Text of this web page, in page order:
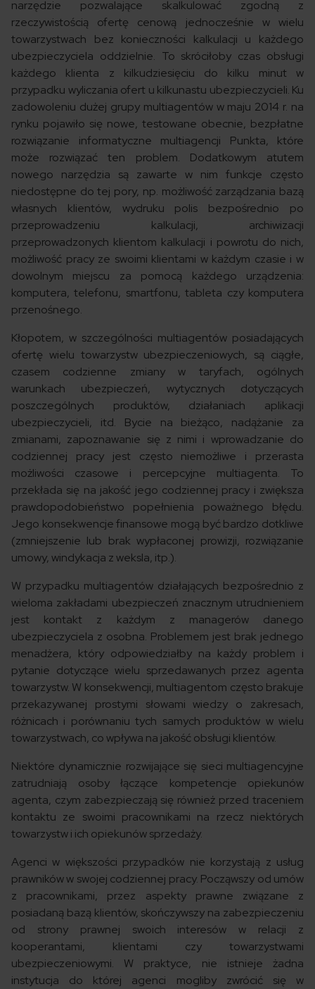
narzędzie pozwalające skalkulować zgodną z
rzeczywistością ofertę cenową jednocześnie w wielu
towarzystwach bez konieczności kalkulacji u każdego
ubezpieczyciela oddzielnie. To skróciłoby czas obsługi
każdego klienta z kilkudziesięciu do kilku minut w
przypadku wyliczania ofert u kilkunastu ubezpieczycieli. Ku
zadowoleniu dużej grupy multiagentów w maju 2014 r. na
rynku pojawiło się nowe, testowane obecnie, bezpłatne
rozwiązanie informatyczne multiagencji Punkta, które
może rozwiązać ten problem. Dodatkowym atutem
nowego narzędzia są zawarte w nim funkcje często
niedostępne do tej pory, np. możliwość zarządzania bazą
własnych klientów, wydruku polis bezpośrednio po
przeprowadzeniu kalkulacji, archiwizacji
przeprowadzonych klientom kalkulacji i powrotu do nich,
możliwość pracy ze swoimi klientami w każdym czasie i w
dowolnym miejscu za pomocą każdego urządzenia:
komputera, telefonu, smartfonu, tableta czy komputera
przenośnego.
Kłopotem, w szczególności multiagentów posiadających
ofertę wielu towarzystw ubezpieczeniowych, są ciągłe,
czasem codzienne zmiany w taryfach, ogólnych
warunkach ubezpieczeń, wytycznych dotyczących
poszczególnych produktów, działaniach aplikacji
ubezpieczycieli, itd. Bycie na bieżąco, nadążanie za
zmianami, zapoznawanie się z nimi i wprowadzanie do
codziennej pracy jest często niemożliwe i przerasta
możliwości czasowe i percepcyjne multiagenta. To
przekłada się na jakość jego codziennej pracy i zwiększa
prawdopodobieństwo popełnienia poważnego błędu.
Jego konsekwencje finansowe mogą być bardzo dotkliwe
(zmniejszenie lub brak wypłaconej prowizji, rozwiązanie
umowy, windykacja z weksla, itp.).
W przypadku multiagentów działających bezpośrednio z
wieloma zakładami ubezpieczeń znacznym utrudnieniem
jest kontakt z każdym z managerów danego
ubezpieczyciela z osobna. Problemem jest brak jednego
menadżera, który odpowiedziałby na każdy problem i
pytanie dotyczące wielu sprzedawanych przez agenta
towarzystw. W konsekwencji, multiagentom często brakuje
przekazywanej prostymi słowami wiedzy o zakresach,
różnicach i porównaniu tych samych produktów w wielu
towarzystwach, co wpływa na jakość obsługi klientów.
Niektóre dynamicznie rozwijające się sieci multiagencyjne
zatrudniają osoby łączące kompetencje opiekunów
agenta, czym zabezpieczają się również przed traceniem
kontaktu ze swoimi pracownikami na rzecz niektórych
towarzystw i ich opiekunów sprzedaży.
Agenci w większości przypadków nie korzystają z usług
prawników w swojej codziennej pracy. Począwszy od umów
z pracownikami, przez aspekty prawne związane z
posiadaną bazą klientów, skończywszy na zabezpieczeniu
od strony prawnej swoich interesów w relacji z
kooperantami, klientami czy towarzystwami
ubezpieczeniowymi. W praktyce, nie istnieje żadna
instytucja do której agenci mogliby zwrócić się w